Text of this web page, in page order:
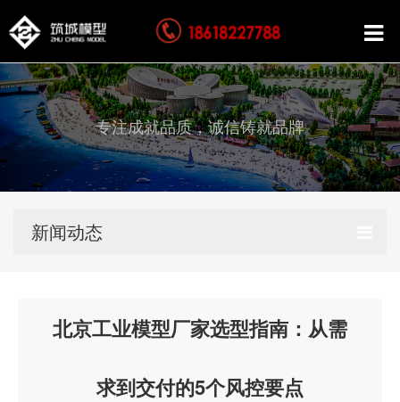
专注成就品质，诚信铸就品牌
新闻动态
北京工业模型厂家选型指南：从需
求到交付的5个风控要点